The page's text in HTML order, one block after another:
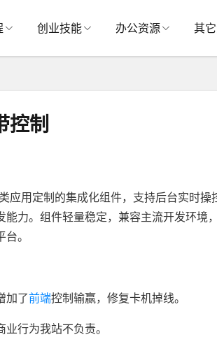
创业技能 办公资源 其
控制
应用定制的集成化组件，支持后台实时操
力。组件轻量稳定，兼容主流开发环境
。
加了前端控制输赢，修复卡机掉线。
行为我站不负责。